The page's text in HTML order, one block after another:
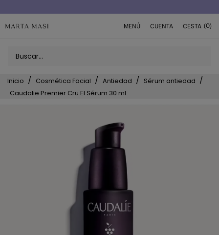
MENÚ CUENTA CESTA (0)
Inicio Cosmética Facial Antiedad
Sérum antiedad
Caudalie Premier Cru El Sérum 30 ml